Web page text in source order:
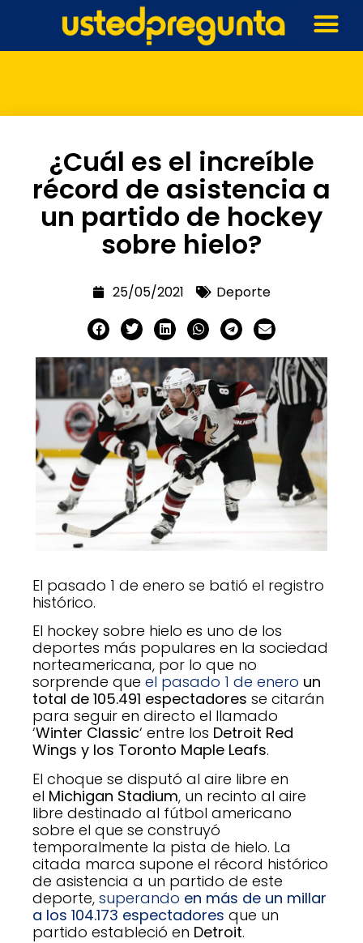
¿Cuál es el increíble
récord de asistencia a
un partido de hockey
sobre hielo?
25/05/2021 Deporte
El pasado 1 de enero se batió el registro
histórico.
El hockey sobre hielo es uno de los
deportes más populares en la sociedad
norteamericana, por lo que no
sorprende que el pasado 1 de enero un
total de 105.491 espectadores se citarán
para seguir en directo el llamado
‘Winter Classic‘ entre los Detroit Red
Wings y los Toronto Maple Leafs.
El choque se disputó al aire libre en
el Michigan Stadium, un recinto al aire
libre destinado al fútbol americano
sobre el que se construyó
temporalmente la pista de hielo. La
citada marca supone el récord histórico
de asistencia a un partido de este
deporte, superando en más de un millar
a los 104.173 espectadores que un
partido estableció en Detroit.